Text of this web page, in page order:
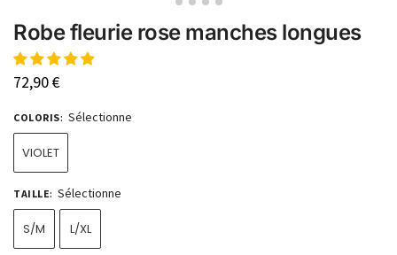
Robe fleurie rose manches longues
72,90€
COLORIS: Sélectionne
VIOLET
TAILLE: Sélectionne
S/M L/XL